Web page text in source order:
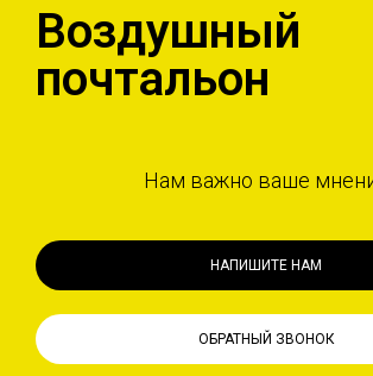
Воздушный
почтальон
Нам важно ваше
НАПИШИТЕ НАМ
ОБРАТНЫЙ ЗВОНОК